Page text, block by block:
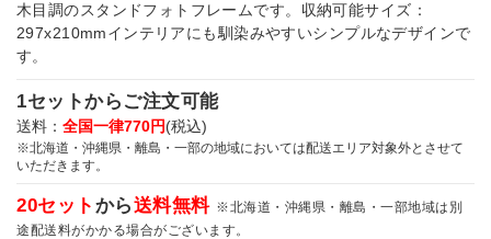
木目調のスタンドフォトフレームです。収納可能サイズ：
297x210mmインテリアにも馴染みやすいシンプルなデザインで
す。
1セットからご注文可能
送料： 全国一律770円(税込)
※北海道・沖縄県・離島・一部の地域においては配送エリア対象外とさせて
いただきます。
20セット から送料無料 ※北海道・沖縄県・離島・一部地域は別
途配送料がかかる場合がございます。